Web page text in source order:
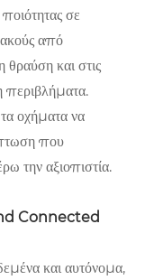
σε
από
θραύση και στις
περιβλήματα.
οχήματα να
που
την αξιοπιστία.
Connected
και αυτόνομα,